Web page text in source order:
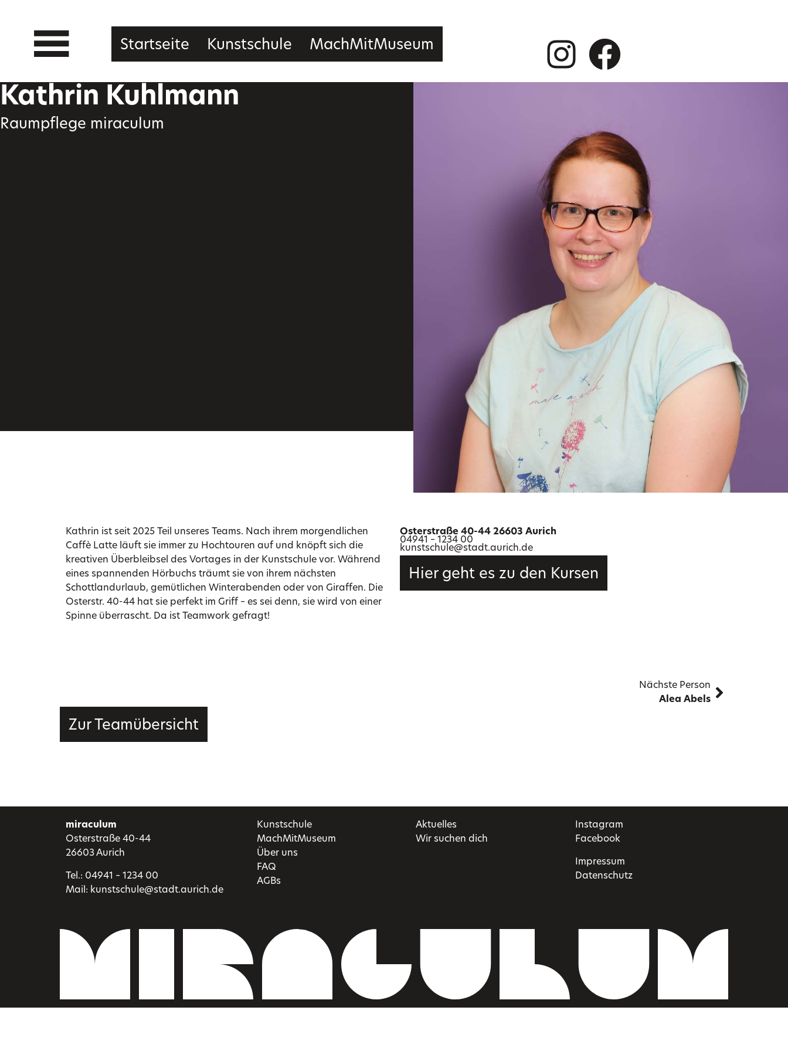
Startseite Kunstschule MachMitMuseum
Kathrin Kuhlmann
Raumpflege miraculum
Kathrin ist seit 2025 Teil unseres Teams. Nach ihrem morgendlichen
Caffè Latte läuft sie immer zu Hochtouren auf und knöpft sich die
kreativen Überbleibsel des Vortages in der Kunstschule vor. Während
eines spannenden Hörbuchs träumt sie von ihrem nächsten
Schottlandurlaub, gemütlichen Winterabenden oder von Giraffen. Die
Osterstr. 40-44 hat sie perfekt im Griff – es sei denn, sie wird von einer
Spinne überrascht. Da ist Teamwork gefragt!
Osterstraße 40-44 26603 Aurich
04941 – 1234 00
kunstschule@stadt.aurich.de
Hier geht es zu den Kursen
Nächste Person
Alea Abels
Zur Teamübersicht
miraculum
Osterstraße 40-44
26603 Aurich
Tel.: 04941 – 1234 00
Mail: kunstschule@stadt.aurich.de
Kunstschule
MachMitMuseum
Über uns
FAQ
AGBs
Aktuelles
Wir suchen dich
Instagram
Facebook
Impressum
Datenschutz